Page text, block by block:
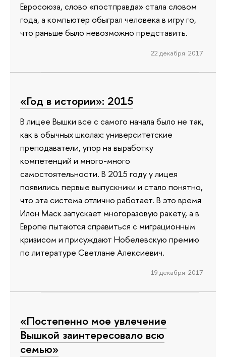
Евросоюза, слово «постправда» стала словом
года, а компьютер обыграл человека в игру го,
что раньше было невозможно представить.
22 декабря 2017
«Год в истории»: 2015
В лицее Вышки все с самого начала было не так,
как в обычных школах: университетские
преподаватели, упор на выработку
компетенций и много-много
самостоятельности. В 2015 году у лицея
появились первые выпускники и стало понятно,
что эта система отлично работает. В это время
Илон Маск запускает многоразовую ракету, а в
Европе пытаются справиться с миграционным
кризисом и присуждают Нобелевскую премию
по литературе Светлане Алексиевич.
19 декабря 2017
«Постепенно мое увлечение
Вышкой заинтересовало всю
семью»